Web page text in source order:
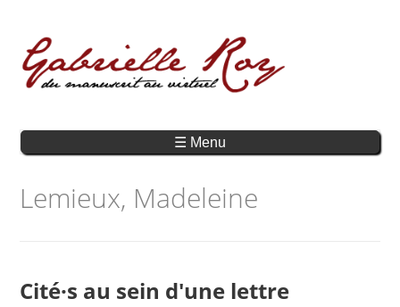
☰ Menu
Lemieux, Madeleine
Cité·s au sein d'une lettre